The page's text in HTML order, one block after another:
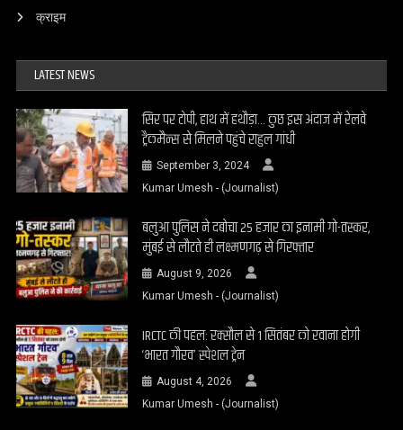
क्राइम
LATEST NEWS
सिर पर टोपी, हाथ में हथौड़ा… कुछ इस अंदाज में रेलवे
ट्रैकमैन्स से मिलने पहुंचे राहुल गांधी
September 3, 2024
Kumar Umesh - (Journalist)
बलुआ पुलिस ने दबोचा 25 हजार का इनामी गो-तस्कर,
मुंबई से लौटते ही लक्ष्मणगढ़ से गिरफ्तार
August 9, 2026
Kumar Umesh - (Journalist)
IRCTC की पहल: रक्सौल से 1 सितंबर को रवाना होगी
‘भारत गौरव’ स्पेशल ट्रेन
August 4, 2026
Kumar Umesh - (Journalist)